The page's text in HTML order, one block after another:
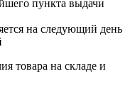
пункта выдачи
на следующий день
товара на складе и